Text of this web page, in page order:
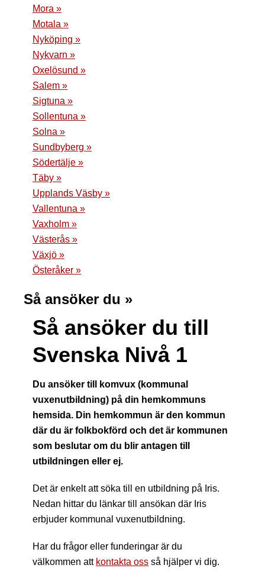
Mora »
Motala »
Nyköping »
Nykvarn »
Oxelösund »
Salem »
Sigtuna »
Sollentuna »
Solna »
Sundbyberg »
Södertälje »
Täby »
Upplands Väsby »
Vallentuna »
Vaxholm »
Västerås »
Växjö »
Österåker »
Så ansöker du »
Så ansöker du till
Svenska Nivå 1
Du ansöker till komvux (kommunal
vuxenutbildning) på din hemkommuns
hemsida. Din hemkommun är den kommun
där du är folkbokförd och det är kommunen
som beslutar om du blir antagen till
utbildningen eller ej.
Det är enkelt att söka till en utbildning på Iris.
Nedan hittar du länkar till ansökan där Iris
erbjuder kommunal vuxenutbildning.
Har du frågor eller funderingar är du
välkommen att kontakta oss så hjälper vi dig.